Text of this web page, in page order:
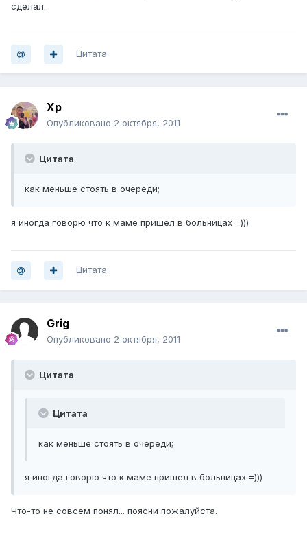
сделал.
Цитата
Хр
Опубликовано 2 октября, 2011
Цитата
как меньше стоять в очереди;
я иногда говорю что к маме пришел в больницах =)))
Цитата
Grig
Опубликовано 2 октября, 2011
Цитата
Цитата
как меньше стоять в очереди;
я иногда говорю что к маме пришел в больницах =)))
Что-то не совсем понял... поясни пожалуйста.